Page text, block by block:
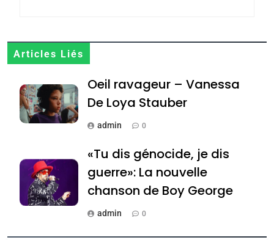
Articles Liés
Oeil ravageur – Vanessa
De Loya Stauber
admin 0
«Tu dis génocide, je dis
guerre»: La nouvelle
chanson de Boy George
admin 0
Zrihen-Dvir
7
Jacques Hadida
JUDAISME
Maroc : Les amandes de
Tafraout, le miel de Tadla
Azilal consacrés produits
du terroir